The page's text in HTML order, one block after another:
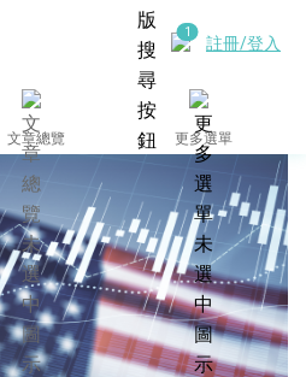
註冊/登入
文章總覽 更多選單